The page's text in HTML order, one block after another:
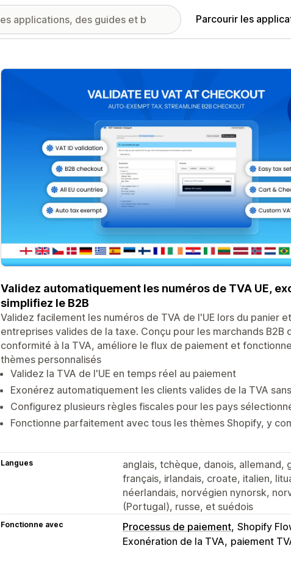
Parcourir les
Galerie d’images vedette
Validez automatiquement les numéros de TVA UE,
simplifiez le B2B
Validez facilement les numéros de TVA de l'UE lors du panier
entreprises valides de la taxe. Conçu pour les marchands B2B
conformité à la TVA, améliore le flux de paiement et
thèmes personnalisés
Validez la TVA de l'UE en temps réel au paiement
Exonérez automatiquement les clients valides de la TVA
Configurez plusieurs règles fiscales pour les pays
Fonctionne parfaitement avec tous les thèmes Shopify, y
Langues
anglais, tchèque, danois, allemand,
français, irlandais, croate, italien,
néerlandais, norvégien nynorsk,
(Portugal), russe, et suédois
Fonctionne avec Processus de paiement Shopify
Exonération de la TVA paiement